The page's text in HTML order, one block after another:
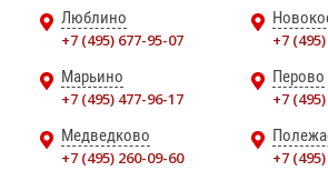
Люблино
+7 (495) 677-95-07
+7
Марьино
+7 (495) 477-96-17
Перово
+7
Медведково
+7 (495) 260-09-60
+7